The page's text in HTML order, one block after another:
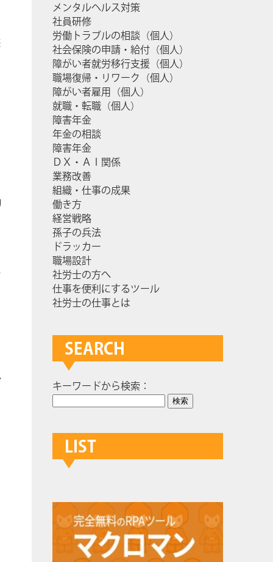
メンタルヘルス対策
社員研修
労働トラブルの相談（個人）
社会保険の申請・給付（個人）
障がい者就労移行支援（個人）
職場復帰・リワーク（個人）
障がい者雇用（個人）
就職・転職（個人）
障害年金
年金の相談
障害年金
ＤＸ・ＡＩ関係
業務改善
組織・仕事の成果
働き方
経営戦略
孫子の兵法
ドラッカー
職場設計
社労士の方へ
仕事を便利にするツール
社労士の仕事とは
SEARCH
キーワードから検索：
LIST